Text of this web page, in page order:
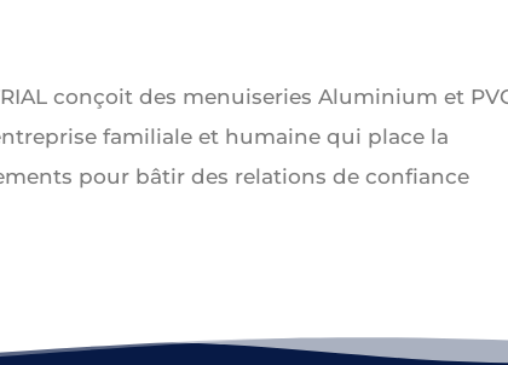
conçoit des menuiseries Aluminium et
familiale et humaine qui place la
pour bâtir des relations de confiance